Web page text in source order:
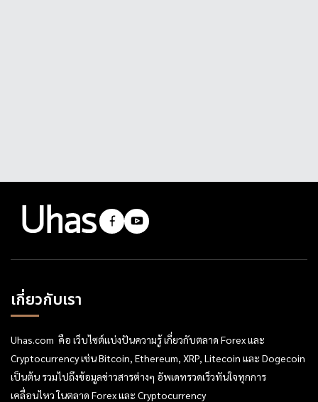
เกี่ยวกับเรา
Uhas.com คือ เว็บไซต์แบ่งปันความรู้ เกี่ยวกับตลาด Forex และ
Cryptocurrency เช่น Bitcoin, Ethereum, XRP, Litecoin และ Dogecoin
เป็นต้น รวมไปถึงข้อมูลข่าวสารต่างๆ อัพเดทรวดเร็วทันใจทุกการ
เคลื่อนไหว ในตลาด Forex และ Cryptocurrency